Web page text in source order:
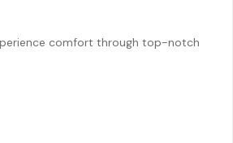
comfort through top-notch